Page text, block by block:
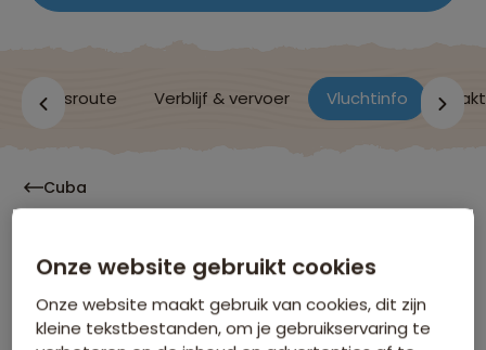
Reisroute Verblijf & vervoer Vluchtinfo
Cuba
Vluchtinformatie
Onze website gebruikt cookies
Onze website maakt gebruik van cookies, dit zijn
kleine tekstbestanden, om je gebruikservaring te